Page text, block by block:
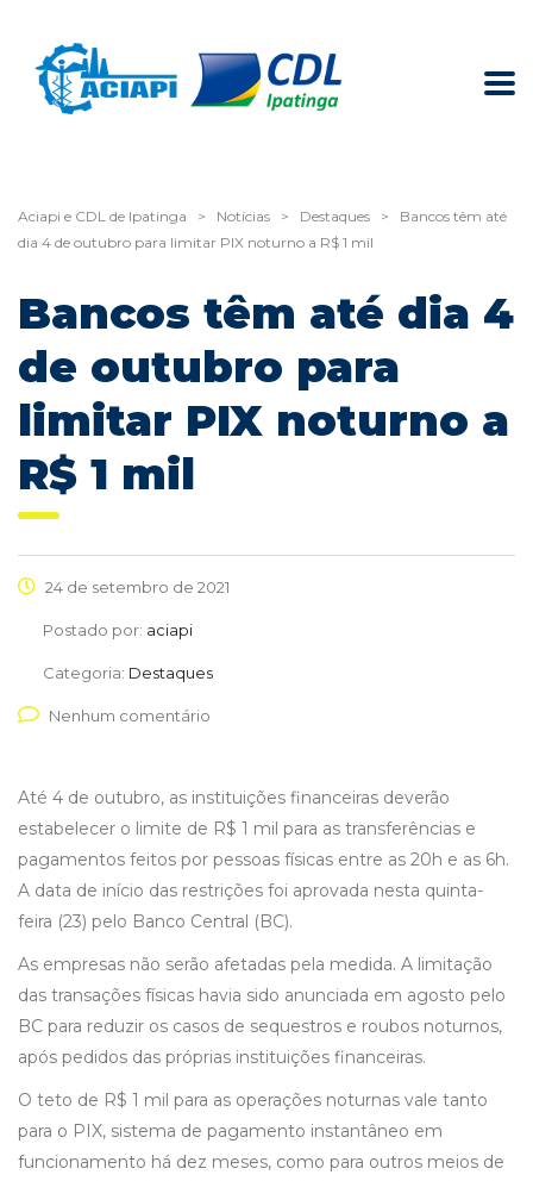
Aciapi e CDL de Ipatinga > Notícias > Destaques >
Bancos têm até
dia 4 de outubro para limitar PIX noturno a R$ 1 mil
Bancos têm até dia 4
de outubro para
limitar PIX noturno a
R$ 1 mil
24 de setembro de 2021
Postado por: aciapi
Categoria: Destaques
Nenhum comentário
Até 4 de outubro, as instituições financeiras deverão
estabelecer o limite de R$ 1 mil para as transferências e
pagamentos feitos por pessoas físicas entre as 20h e as 6h.
A data de início das restrições foi aprovada nesta quinta-
feira (23) pelo Banco Central (BC).
As empresas não serão afetadas pela medida. A limitação
das transações físicas havia sido anunciada em agosto pelo
BC para reduzir os casos de sequestros e roubos noturnos,
após pedidos das próprias instituições financeiras.
O teto de R$ 1 mil para as operações noturnas vale tanto
para o PIX, sistema de pagamento instantâneo em
funcionamento há dez meses, como para outros meios de